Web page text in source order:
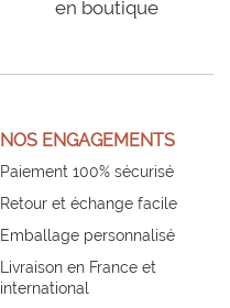
en boutique
NOS ENGAGEMENTS
Paiement 100% sécurisé
Retour et échange facile
Emballage personnalisé
Livraison en France et
international